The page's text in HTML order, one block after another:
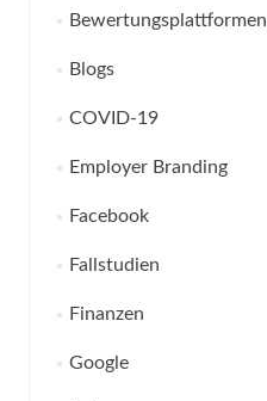
Bewertungsplattformen
Blogs
COVID-19
Employer Branding
Facebook
Fallstudien
Finanzen
Google